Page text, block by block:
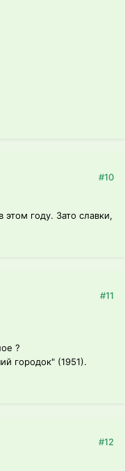
#10
году. Зато славки,
#11
?
городок" (1951).
#12